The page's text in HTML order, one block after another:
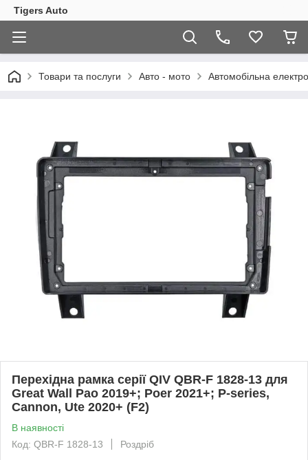
Tigers Auto
Товари та послуги Авто - мото Автомобільна
Перехідна рамка серії QIV QBR-F 1828-13 для
Great Wall Pao 2019+; Poer 2021+; P-series,
Cannon, Ute 2020+ (F2)
В наявності
Код: QBR-F 1828-13
Роздріб